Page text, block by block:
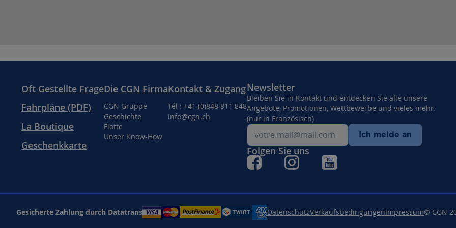
Oft Gestellte Frage
Fahrpläne (PDF)
La Boutique
Geschenkkarte
Die CGN Firma
CGN Gruppe
Geschichte
Flotte
Unser Know-How
Kontakt & Zugang
Tél : +41 (0)848 811 848
info@cgn.ch
Newsletter
Bleiben Sie in Kontakt und entdecken Sie alle unsere
Angebote, Promotionen, Wettbewerbe und vieles mehr.
(nur in Französisch)
Ich melde an
Folgen Sie uns
Gesicherte Zahlung durch Datatrans DatenschutzVerkaufsbedingungenImpressum© CGN